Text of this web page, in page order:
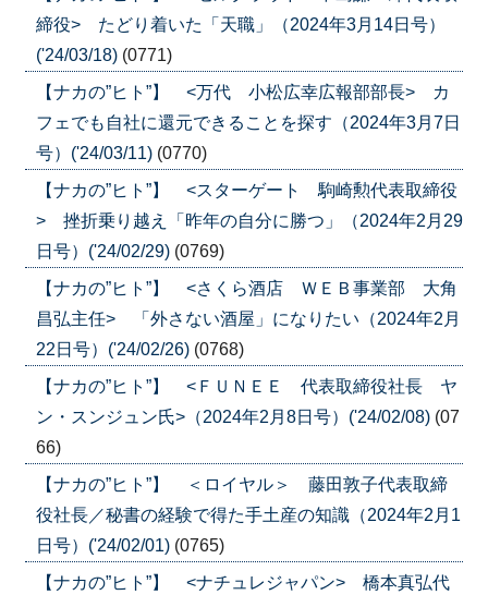
締役> たどり着いた「天職」（2024年3月14日号）
('24/03/18) (0771)
【ナカの”ヒト”】 <万代 小松広幸広報部部長> カ
フェでも自社に還元できることを探す（2024年3月7日
号）('24/03/11) (0770)
【ナカの”ヒト”】 <スターゲート 駒崎勲代表取締役
> 挫折乗り越え「昨年の自分に勝つ」（2024年2月29
日号）('24/02/29) (0769)
【ナカの”ヒト”】 <さくら酒店 ＷＥＢ事業部 大角
昌弘主任> 「外さない酒屋」になりたい（2024年2月
22日号）('24/02/26) (0768)
【ナカの”ヒト”】 <ＦＵＮＥＥ 代表取締役社長 ヤ
ン・スンジュン氏>（2024年2月8日号）('24/02/08) (07
66)
【ナカの”ヒト”】 ＜ロイヤル＞ 藤田敦子代表取締
役社長／秘書の経験で得た手土産の知識（2024年2月1
日号）('24/02/01) (0765)
【ナカの”ヒト”】 <ナチュレジャパン> 橋本真弘代